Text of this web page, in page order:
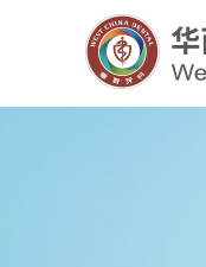
四川牙谷建设管理有限公司